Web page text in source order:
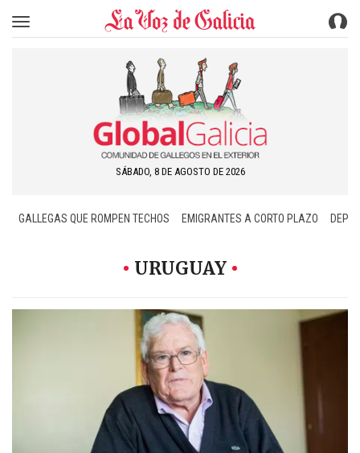
Toggle navigation
SÁBADO, 8 DE AGOSTO DE 2026
GALLEGAS QUE ROMPEN TECHOS EMIGRANTES A CORTO PLAZO
URUGUAY